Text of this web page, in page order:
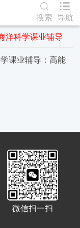
搜索 导航
洋科学课业辅导
课业辅导：高能
微信扫一扫